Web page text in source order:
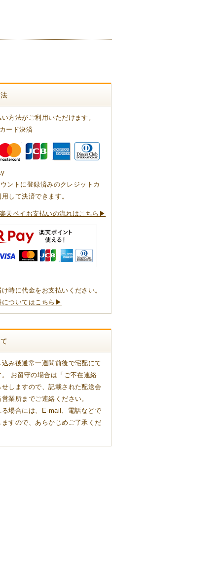
方法がご利用いただけます。
ード決済
ントに登録済みのクレジットカ
して決済できます。
楽天ペイお支払いの流れはこちら▶
け時に代金をお支払いください。
についてはこちら▶
み後通常一週間前後で宅配にて
。 お留守の場合は「ご不在連絡
しますので、記載された配送会
業所までご連絡ください。
る場合には、E-mail、電話などで
ますので、あらかじめご了承くだ